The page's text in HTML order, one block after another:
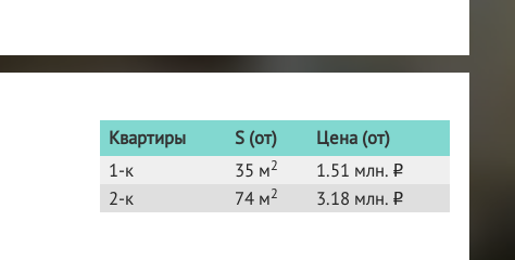
Квартиры S (от)
Цена (от)
1-к
35 м2 1.51 млн. o
2-к 74 м2 3.18 млн. o